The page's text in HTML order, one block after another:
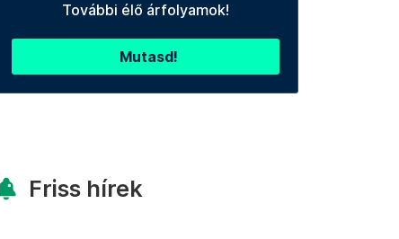
További élő árfolyamok!
Mutasd!
Friss hírek